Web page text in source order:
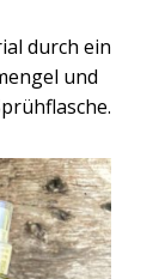
durch ein
und